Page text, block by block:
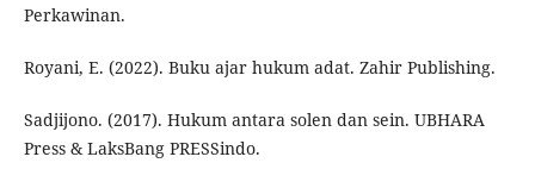
Perkawinan.
Royani, E. (2022). Buku ajar hukum adat. Zahir Publishing.
Sadjijono. (2017). Hukum antara solen dan sein. UBHARA
Press & LaksBang PRESSindo.